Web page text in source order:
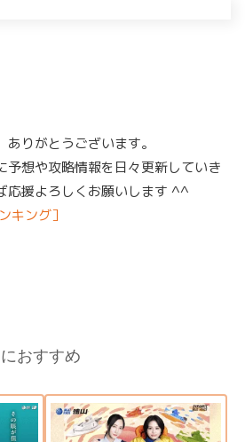
りがとうございます。
予想や攻略情報を日々更新していき
応援よろしくお願いします ^^
キング］
おすすめ